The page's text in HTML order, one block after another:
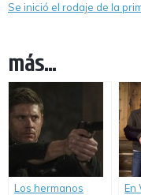
Se inició el rodaje de la
más...
Los hermanos
En